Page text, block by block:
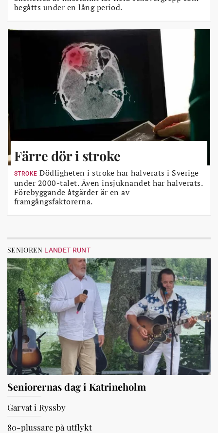
begåtts under en lång period.
Färre dör i stroke
STROKE Dödligheten i stroke har halverats i Sverige
under 2000-talet. Även insjuknandet har halverats.
Förebyggande åtgärder är en av
framgångsfaktorerna.
SENIOREN LANDET RUNT
Seniorernas dag i Katrineholm
Garvat i Ryssby
80-plussare på utflykt